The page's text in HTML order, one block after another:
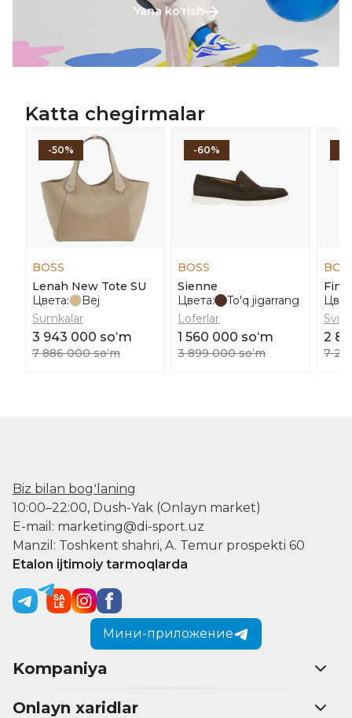
Yana koʻrish
Katta chegirmalar
-50%
BOSS
Lenah New Tote SU
Цвета:
Bej
Sumkalar
3 943 000 soʻm
7 886 000 soʻm
-60%
BOSS
Sienne
Цвета:
To'q jigarrang
Loferlar
1 560 000 soʻm
3 899 000 soʻm
Finfi
2
7
Biz bilan bogʻlaning
10:00–22:00, Dush-Yak (Onlayn market)
E-mail: marketing@di-sport.uz
Manzil: Toshkent shahri, A. Temur prospekti 60
Etalon ijtimoiy tarmoqlarda
Мини-приложение
Kompaniya
Onlayn xaridlar